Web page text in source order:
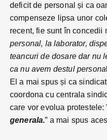
deficit de personal și ca
compenseze lipsa unor
recent, fie sunt în concedii
personal, la laborator,
teancuri de dosare dar nu
ca nu avem destul persona
El a mai spus și ca
coordona cu centrala
care vor evolua protestele:
generala.” a mai spus